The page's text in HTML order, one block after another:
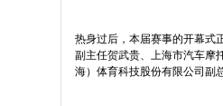
热身过后，本届赛事的开幕式
副主任贺武贵、上海市汽车摩
海）体育科技股份有限公司副